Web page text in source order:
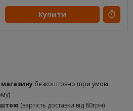
Купити
безкоштовно (при умові
(вартість доставки від 80грн)